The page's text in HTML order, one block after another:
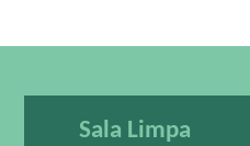
Sala Limpa